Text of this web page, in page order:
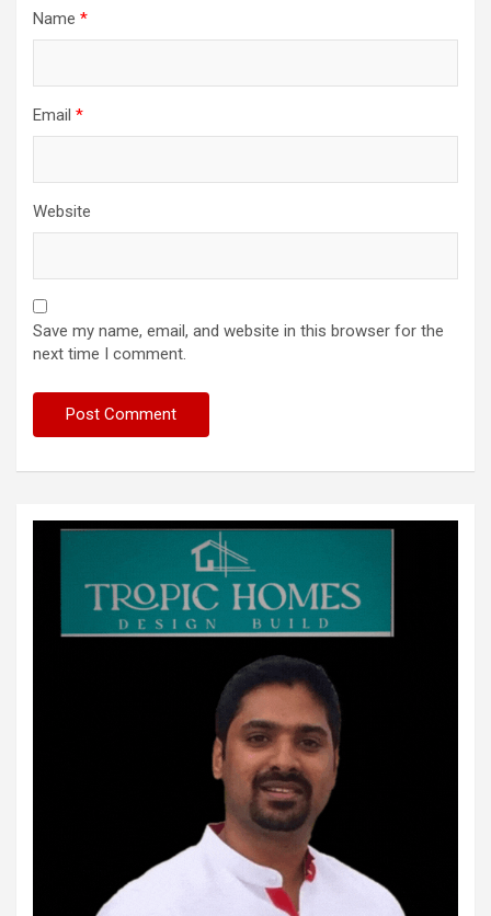
Name *
Email *
Website
Save my name, email, and website in this browser for the
next time I comment.